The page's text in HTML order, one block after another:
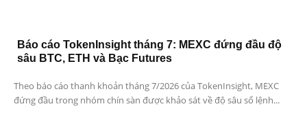
Báo cáo TokenInsight tháng 7: MEXC đứng đầu độ
sâu BTC, ETH và Bạc Futures
Theo báo cáo thanh khoản tháng 7/2026 của TokenInsight, MEXC
đứng đầu trong nhóm chín sàn được khảo sát về độ sâu sổ lệnh...